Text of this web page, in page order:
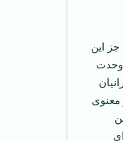
این
وحدت
معنوی